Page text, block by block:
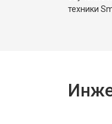
техники